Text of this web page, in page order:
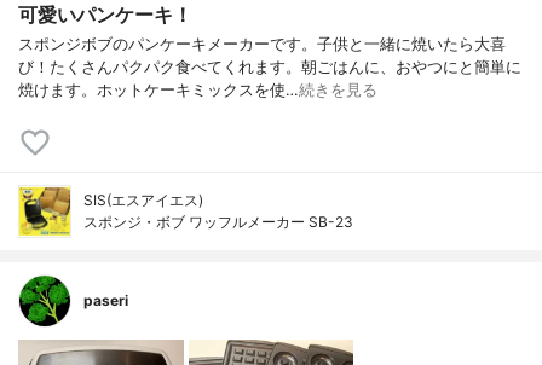
可愛いパンケーキ！
スポンジボブのパンケーキメーカーです。子供と一緒に焼いたら大喜
び！たくさんパクパク食べてくれます。朝ごはんに、おやつにと簡単に
焼けます。ホットケーキミックスを使…続きを見る
SIS(エスアイエス)
スポンジ・ボブ ワッフルメーカー SB-23
paseri